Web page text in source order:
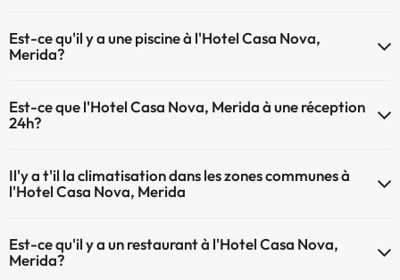
pas admis.
Est-ce qu'il y a une piscine à l'Hotel Casa Nova,
Merida?
plus d'info sur la piscine et d'autres installations.
Est-ce que l'Hotel Casa Nova, Merida à une réception
24h?
Il'y a t'il la climatisation dans les zones communes à
l'Hotel Casa Nova, Merida
Merida
Est-ce qu'il y a un restaurant à l'Hotel Casa Nova,
Merida?